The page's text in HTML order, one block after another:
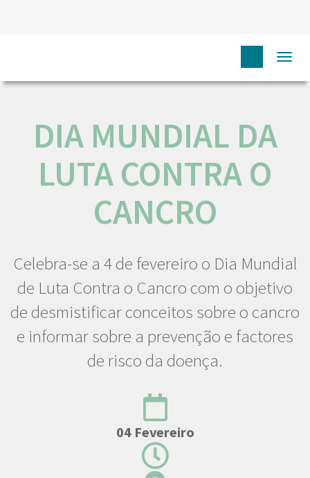
DIA
DIA MUNDIAL DA
LUTA CONTRA O
CANCRO
Celebra-se a 4 de fevereiro o Dia Mundial
de Luta Contra o Cancro com o objetivo
de desmistificar conceitos sobre o cancro
e informar sobre a prevenção e factores
de risco da doença.
04 Fevereiro